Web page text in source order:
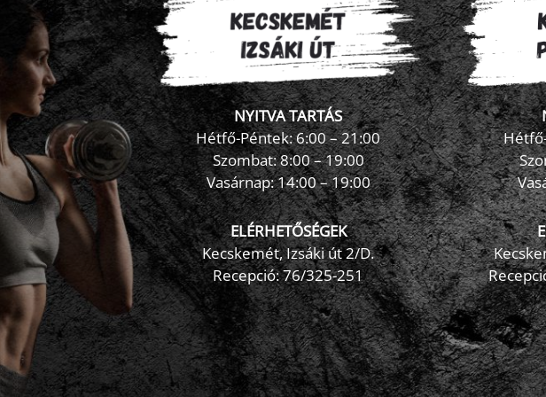
NYITVA TARTÁS
Hétfő-Péntek: 6:00 – 21:00
Szombat: 8:00 – 19:00
Vasárnap: 14:00 – 19:00
ELÉRHETŐSÉGEK
Kecskemét, Izsáki út 2/D.
Recepció:76/325-251